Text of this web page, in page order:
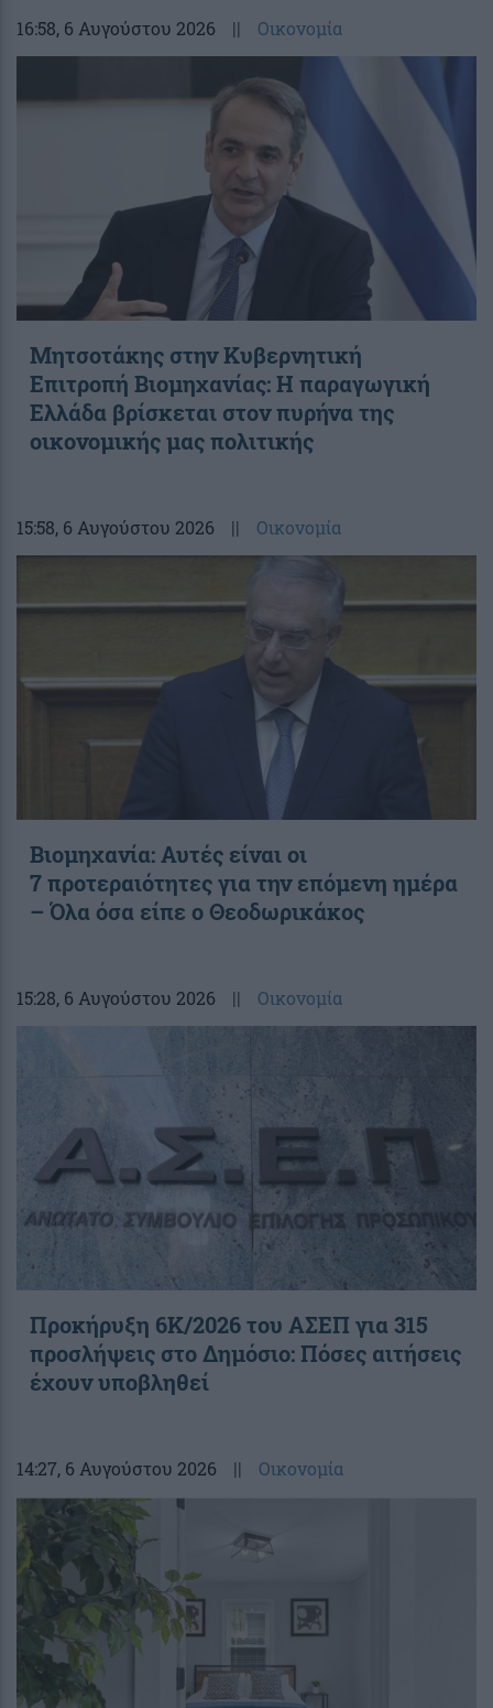
16:58, 6 Αυγούστου 2026 || Οικονομία
Μητσοτάκης στην Κυβερνητική
Επιτροπή Βιομηχανίας: Η παραγωγική
Ελλάδα βρίσκεται στον πυρήνα της
οικονομικής μας πολιτικής
15:58, 6 Αυγούστου 2026 || Οικονομία
Βιομηχανία: Αυτές είναι οι
7 προτεραιότητες για την επόμενη ημέρα
– Όλα όσα είπε ο Θεοδωρικάκος
15:28, 6 Αυγούστου 2026 || Οικονομία
Προκήρυξη 6Κ/2026 του ΑΣΕΠ για 315
προσλήψεις στο Δημόσιο: Πόσες αιτήσεις
έχουν υποβληθεί
14:27, 6 Αυγούστου 2026 || Οικονομία